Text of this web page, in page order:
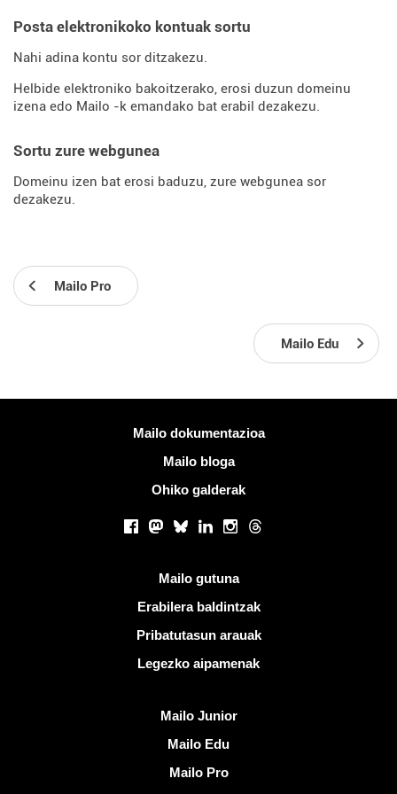
Posta elektronikoko kontuak sortu
Nahi adina kontu sor ditzakezu.
Helbide elektroniko bakoitzerako, erosi duzun domeinu
izena edo Mailo -k emandako bat erabil dezakezu.
Sortu zure webgunea
Domeinu izen bat erosi baduzu, zure webgunea sor
dezakezu.
Mailo Pro
Mailo Edu
Mailo dokumentazioa
Mailo bloga
Ohiko galderak
Facebook
Mastodon
BlueskyLinkedInInstagram
Threads
Mailo gutuna
Erabilera baldintzak
Pribatutasun arauak
Legezko aipamenak
Mailo Junior
Mailo Edu
Mailo Pro